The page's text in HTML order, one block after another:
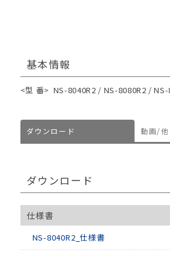
基本情報
<型 番> NS-8040R2 / NS-8080R2 / NS-
ダウンロード 動画/他
ダウンロード
仕様書
NS-8040R2_仕様書